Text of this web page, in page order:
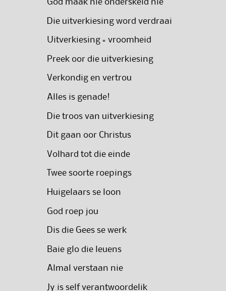
God maak nie onderskeid nie
Die uitverkiesing word verdraai
Uitverkiesing = vroomheid
Preek oor die uitverkiesing
Verkondig en vertrou
Alles is genade!
Die troos van uitverkiesing
Dit gaan oor Christus
Volhard tot die einde
Twee soorte roepings
Huigelaars se loon
God roep jou
Dis die Gees se werk
Baie glo die leuens
Almal verstaan nie
Jy is self verantwoordelik